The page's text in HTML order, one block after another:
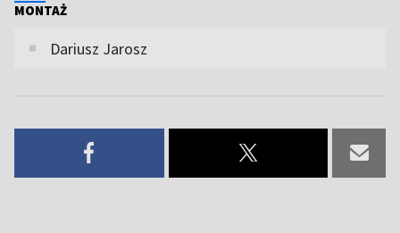
MONTAŻ
Dariusz Jarosz